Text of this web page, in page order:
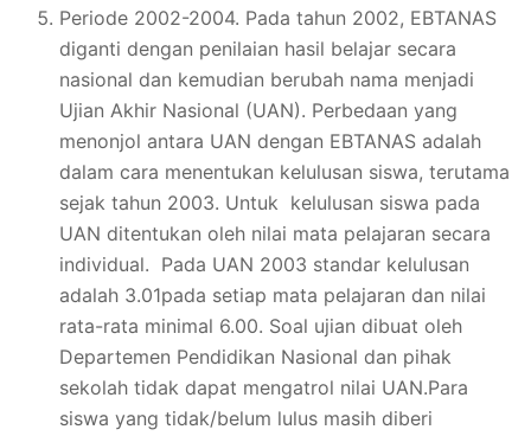
Periode 2002-2004. Pada tahun 2002, EBTANAS
diganti dengan penilaian hasil belajar secara
nasional dan kemudian berubah nama menjadi
Ujian Akhir Nasional (UAN). Perbedaan yang
menonjol antara UAN dengan EBTANAS adalah
dalam cara menentukan kelulusan siswa, terutama
sejak tahun 2003. Untuk kelulusan siswa pada
UAN ditentukan oleh nilai mata pelajaran secara
individual. Pada UAN 2003 standar kelulusan
adalah 3.01pada setiap mata pelajaran dan nilai
rata-rata minimal 6.00. Soal ujian dibuat oleh
Departemen Pendidikan Nasional dan pihak
sekolah tidak dapat mengatrol nilai UAN.Para
siswa yang tidak/belum lulus masih diberi